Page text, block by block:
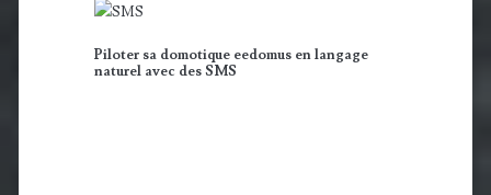
Piloter sa domotique eedomus en langage
naturel avec des SMS